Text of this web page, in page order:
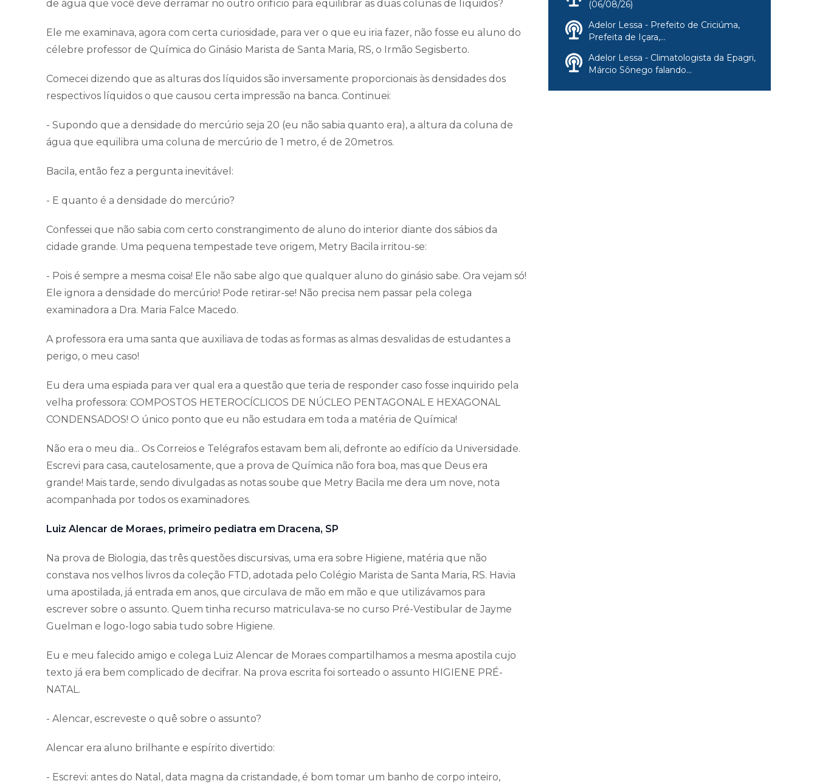
de água que você deve derramar no outro orifício para equilibrar as duas colunas de líquidos?
Ele me examinava, agora com certa curiosidade, para ver o que eu iria fazer, não fosse eu aluno do
célebre professor de Química do Ginásio Marista de Santa Maria, RS, o Irmão Segisberto.
Comecei dizendo que as alturas dos líquidos são inversamente proporcionais às densidades dos
respectivos líquidos o que causou certa impressão na banca. Continuei:
- Supondo que a densidade do mercúrio seja 20 (eu não sabia quanto era), a altura da coluna de
água que equilibra uma coluna de mercúrio de 1 metro, é de 20metros.
Bacila, então fez a pergunta inevitável:
- E quanto é a densidade do mercúrio?
Confessei que não sabia com certo constrangimento de aluno do interior diante dos sábios da
cidade grande. Uma pequena tempestade teve origem, Metry Bacila irritou-se:
- Pois é sempre a mesma coisa! Ele não sabe algo que qualquer aluno do ginásio sabe. Ora vejam só!
Ele ignora a densidade do mercúrio! Pode retirar-se! Não precisa nem passar pela colega
examinadora a Dra. Maria Falce Macedo.
A professora era uma santa que auxiliava de todas as formas as almas desvalidas de estudantes a
perigo, o meu caso!
Eu dera uma espiada para ver qual era a questão que teria de responder caso fosse inquirido pela
velha professora: COMPOSTOS HETEROCÍCLICOS DE NÚCLEO PENTAGONAL E HEXAGONAL
CONDENSADOS! O único ponto que eu não estudara em toda a matéria de Química!
Não era o meu dia... Os Correios e Telégrafos estavam bem ali, defronte ao edifício da Universidade.
Escrevi para casa, cautelosamente, que a prova de Química não fora boa, mas que Deus era
grande! Mais tarde, sendo divulgadas as notas soube que Metry Bacila me dera um nove, nota
acompanhada por todos os examinadores.
Luiz Alencar de Moraes, primeiro pediatra em Dracena, SP
Na prova de Biologia, das três questões discursivas, uma era sobre Higiene, matéria que não
constava nos velhos livros da coleção FTD, adotada pelo Colégio Marista de Santa Maria, RS. Havia
uma apostilada, já entrada em anos, que circulava de mão em mão e que utilizávamos para
escrever sobre o assunto. Quem tinha recurso matriculava-se no curso Pré-Vestibular de Jayme
Guelman e logo-logo sabia tudo sobre Higiene.
Eu e meu falecido amigo e colega Luiz Alencar de Moraes compartilhamos a mesma apostila cujo
texto já era bem complicado de decifrar. Na prova escrita foi sorteado o assunto HIGIENE PRÉ-
NATAL.
- Alencar, escreveste o quê sobre o assunto?
Alencar era aluno brilhante e espírito divertido:
- Escrevi: antes do Natal, data magna da cristandade, é bom tomar um banho de corpo inteiro,
(06/08/26)
Adelor Lessa - Prefeito de Criciúma,
Prefeita de Içara,...
Adelor Lessa - Climatologista da Epagri,
Márcio Sônego falando...